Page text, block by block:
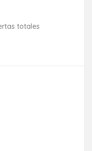
totales